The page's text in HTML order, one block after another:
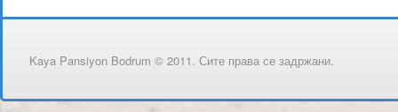
Kaya Pansiyon Bodrum © 2011. Сите права се задржани.